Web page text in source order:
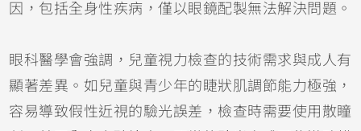
因，包括全身性疾病，僅以眼鏡配製無法解決問題。
眼科醫學會強調，兒童視力檢查的技術需求與成人有
顯著差異。如兒童與青少年的睫狀肌調節能力極強，
容易導致假性近視的驗光誤差，檢查時需要使用散瞳